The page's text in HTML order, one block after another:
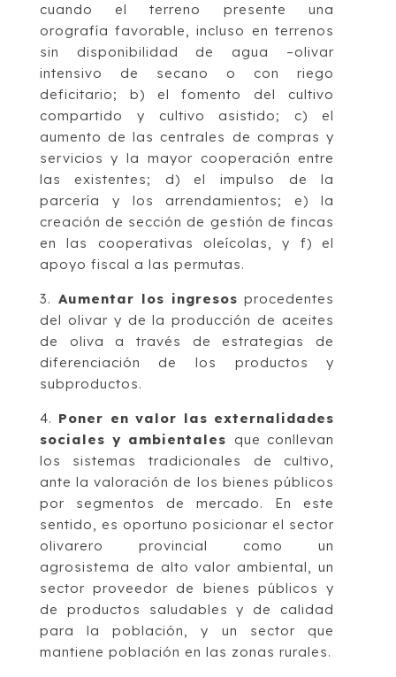
cuando el terreno presente una
orografía favorable, incluso en terrenos
sin disponibilidad de agua –olivar
intensivo de secano o con riego
deficitario; b) el fomento del cultivo
compartido y cultivo asistido; c) el
aumento de las centrales de compras y
servicios y la mayor cooperación entre
las existentes; d) el impulso de la
parcería y los arrendamientos; e) la
creación de sección de gestión de fincas
en las cooperativas oleícolas, y f) el
apoyo fiscal a las permutas.
3. Aumentar los ingresos procedentes
del olivar y de la producción de aceites
de oliva a través de estrategias de
diferenciación de los productos y
subproductos.
4. Poner en valor las externalidades
sociales y ambientales que conllevan
los sistemas tradicionales de cultivo,
ante la valoración de los bienes públicos
por segmentos de mercado. En este
sentido, es oportuno posicionar el sector
olivarero provincial como un
agrosistema de alto valor ambiental, un
sector proveedor de bienes públicos y
de productos saludables y de calidad
para la población, y un sector que
mantiene población en las zonas rurales.